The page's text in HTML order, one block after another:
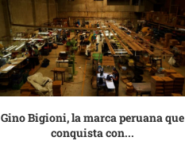
Gino Bigioni, la marca peruana que
conquista con...